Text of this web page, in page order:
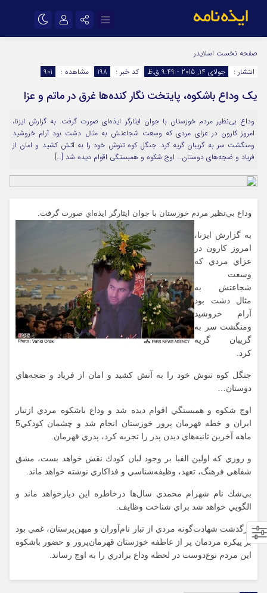
اینستاگرام
سروش
ایتا
آپارات
اپلیکیشن رمز عبور
مرا به خاطر بسپار
صفحه نخست اسلایدر
انتشار :
جولای 14, 2015 - 9:49 ق.ظ کد خبر : 198 مشاهده : 901
يك وداع باشكوه، پايتخت نگار كنده‌ها غرق در ماتم و عزا
وداع بي‌نظير مردم خوزستان با جوان ايثارگر ايذه‌اي صورت گرفت. به گزارش ایزنا،
امروز كارون در عزاي مردي كه وسعت شجاعتش به مثال دشت بود آرام خروشيد
ومنگشت سر به گريبان گريه كرد. جنگل كوه تنوش خود را به آتش كشيد و امان از
فرياد و ضجه‌هاي دوستان… اوج شكوه و همبستگي اقوام دیده شد […]
وداع بي‌نظير مردم خوزستان با جوان ايثارگر ايذه‌اي صورت گرفت.
به گزارش ایزنا،
امروز كارون در
عزاي مردي كه
وسعت
شجاعتش به
مثال دشت بود
آرام خروشيد
ومنگشت سر به
گريبان گريه
كرد.
جنگل كوه تنوش خود را به آتش كشيد و امان از فرياد و ضجه‌هاي
دوستان…
اوج شكوه و همبستگي اقوام دیده شد و وداع باشكوه مردي ازتبار
ايران و خطه قهرمان پرور خوزستان انجام شد و چشمان كودكي5
ماهه آخرين ثانيه‌هاي ديدن پدر را تجربه كرد، پدري قهرمان.
و روزي كه اولين الفبا بر وجود لبان كودك نقش خواهد بست، مشق
شفاهي فرهنگ، تعهد، وظيفه‌شناسي و فداكاري نوشته خواهد ماند.
بي‌شك نام شهرام محمدي سال‌ها درخاطره اين ديارخواهد ماند و
الگويي خواهد شد براي شناخت وظايف.
درگذشت شهادت‌گونه مردي از تبار نام‌آوران و ميهن‌پرستان، غمي بود
بر پيكره مردمان پر از عاطفه خوزستان قهرمان‌پرور و حضور باشكوه
اين مردم نوع‌دوست در لحظه وداع برادري را به اوج رساند.